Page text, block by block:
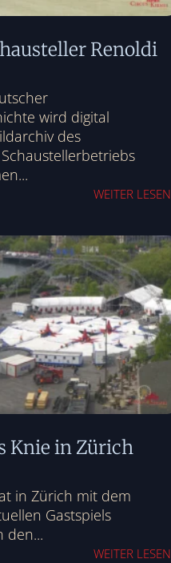
Renoldi
wird digital
des
WEITER LESEN
Knie in Zürich
in Zürich mit dem
Gastspiels
den...
WEITER LESEN